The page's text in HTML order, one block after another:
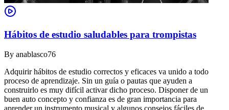
Hábitos de estudio saludables para trompistas
By anablasco76
Adquirir hábitos de estudio correctos y eficaces va unido a todo
proceso de aprendizaje. Sin un guía o pautas que ayuden a
construirlo es muy difícil activar dicho proceso. Disponer de un
buen auto concepto y confianza es de gran importancia para
aprender un instrumento musical y algunos consejos fáciles de